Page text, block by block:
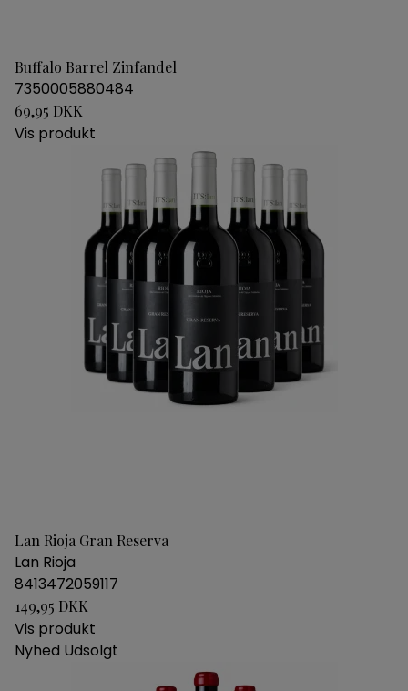
Buffalo Barrel Zinfandel
7350005880484
69,95 DKK
Vis produkt
Lan Rioja Gran Reserva
Lan Rioja
8413472059117
149,95 DKK
Vis produkt
Nyhed Udsolgt